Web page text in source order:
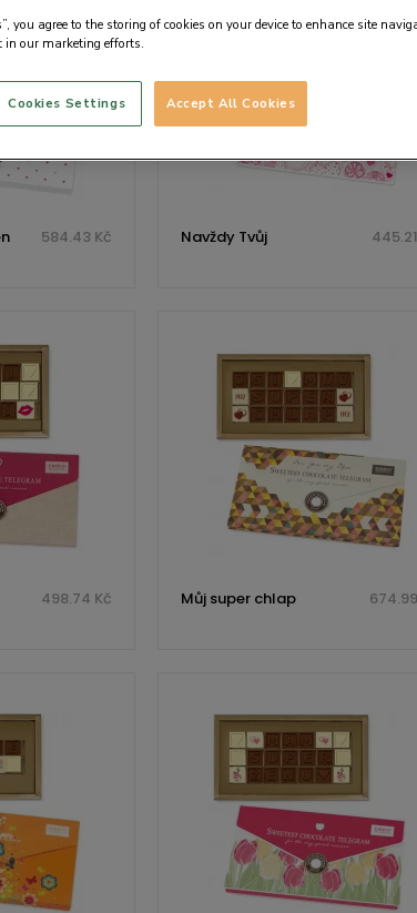
584.43 Kč Navždy Tvůj
498.74 Kč Můj super chlap
you agree to the storing of cookies on your device to enhance site
in our marketing efforts.
Accept All Cookies
Cookies Settings